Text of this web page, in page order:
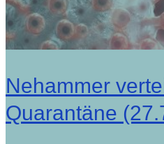
Nehammer
Quarantäne